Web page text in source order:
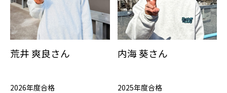
荒井 爽良さん 内海 葵さん
2026年度合格 2025年度合格